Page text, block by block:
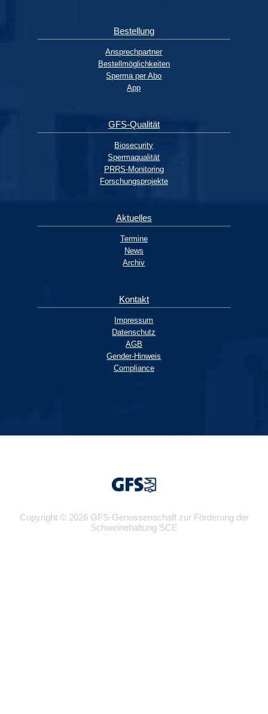
Bestellung
Ansprechpartner
Bestellmöglichkeiten
Sperma per Abo
App
GFS-Qualität
Biosecurity
Spermaqualität
PRRS-Monitoring
Forschungsprojekte
Aktuelles
Termine
News
Archiv
Kontakt
Impressum
Datenschutz
AGB
Gender-Hinweis
Compliance
Copyright © 2026 GFS-Genossenschaft zur Förderung der
Schweinehaltung SCE